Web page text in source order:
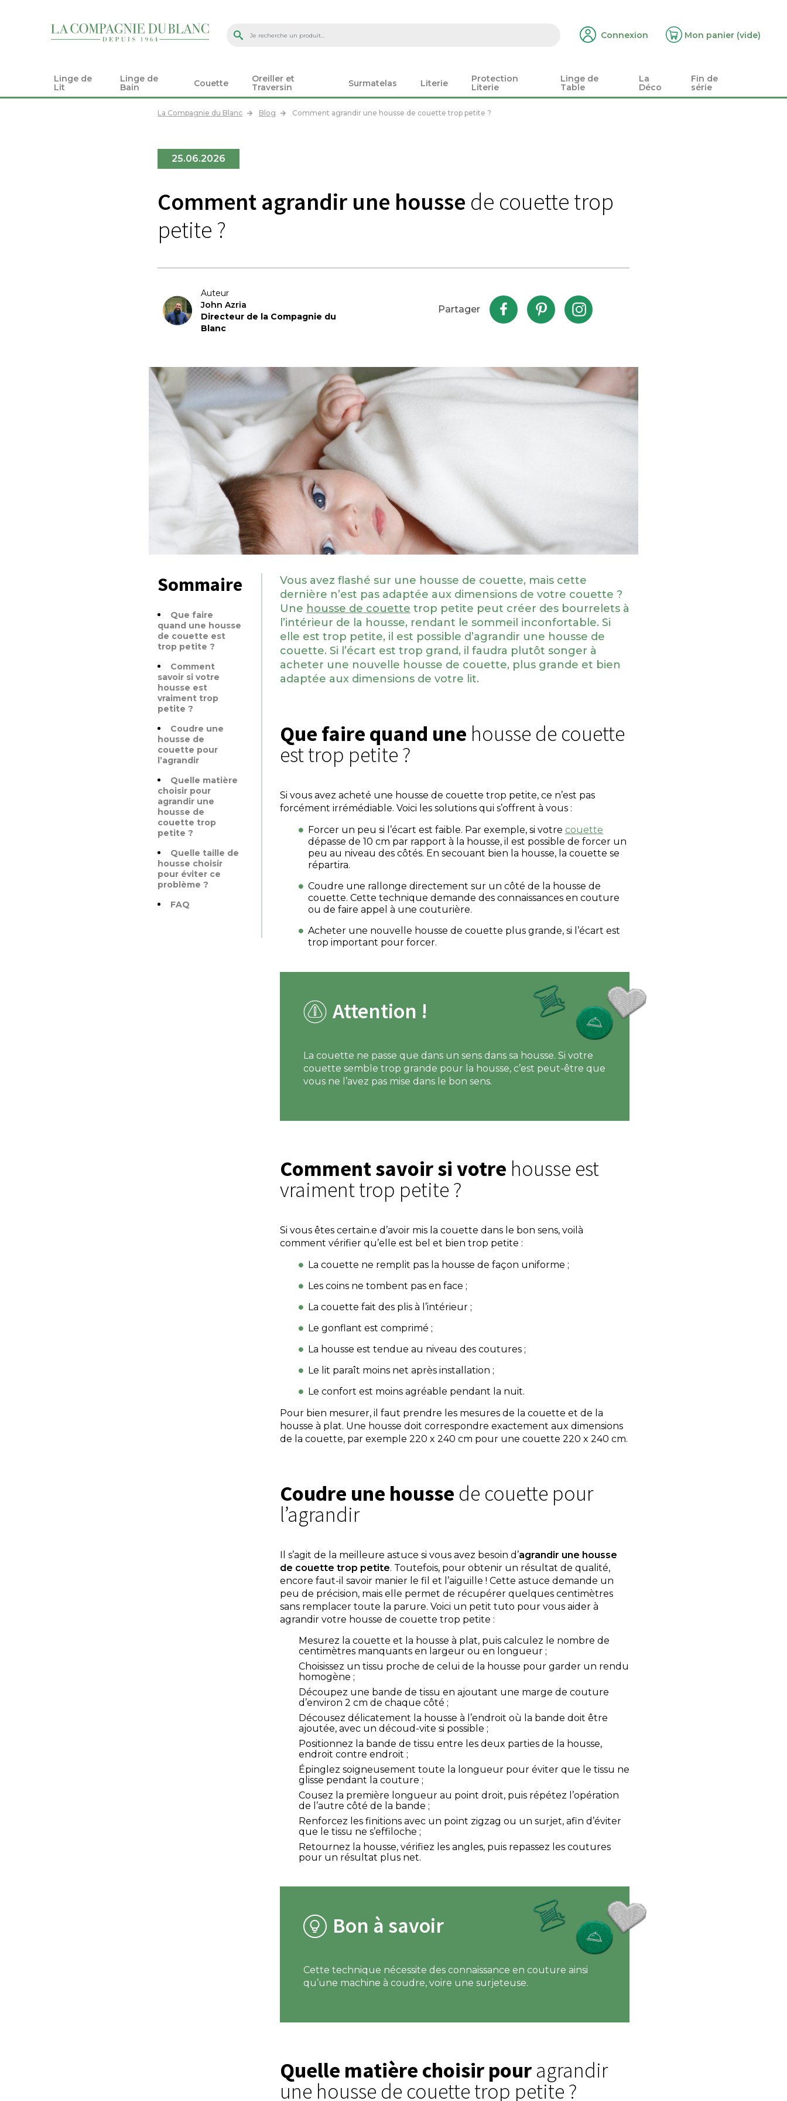
Connexion Mon panier (vide)
Linge de
Lit
Linge de
Bain
Couette
Oreiller et
Traversin
Surmatelas Literie
Protection
Literie
Linge de
Table
La
Déco
Fin de
série
La Compagnie du Blanc Blog Comment agrandir une housse de couette trop petite ?
25.06.2026
Comment agrandir une housse de couette trop
petite ?
Auteur
John Azria
Directeur de la Compagnie du
Blanc
Partager
Sommaire
Que faire
quand une housse
de couette est
trop petite ?
Comment
savoir si votre
housse est
vraiment trop
petite ?
Coudre une
housse de
couette pour
l’agrandir
Quelle matière
choisir pour
agrandir une
housse de
couette trop
petite ?
Quelle taille de
housse choisir
pour éviter ce
problème ?
FAQ
Vous avez flashé sur une housse de couette, mais cette
dernière n’est pas adaptée aux dimensions de votre couette ?
Une housse de couette trop petite peut créer des bourrelets à
l’intérieur de la housse, rendant le sommeil inconfortable. Si
elle est trop petite, il est possible d’agrandir une housse de
couette. Si l’écart est trop grand, il faudra plutôt songer à
acheter une nouvelle housse de couette, plus grande et bien
adaptée aux dimensions de votre lit.
Que faire quand une housse de couette
est trop petite ?
Si vous avez acheté une housse de couette trop petite, ce n’est pas
forcément irrémédiable. Voici les solutions qui s’offrent à vous :
Forcer un peu si l’écart est faible. Par exemple, si votre couette
dépasse de 10 cm par rapport à la housse, il est possible de forcer un
peu au niveau des côtés. En secouant bien la housse, la couette se
répartira.
Coudre une rallonge directement sur un côté de la housse de
couette. Cette technique demande des connaissances en couture
ou de faire appel à une couturière.
Acheter une nouvelle housse de couette plus grande, si l’écart est
trop important pour forcer.
Attention !
La couette ne passe que dans un sens dans sa housse. Si votre
couette semble trop grande pour la housse, c’est peut-être que
vous ne l’avez pas mise dans le bon sens.
Comment savoir si votre housse est
vraiment trop petite ?
Si vous êtes certain.e d’avoir mis la couette dans le bon sens, voilà
comment vérifier qu’elle est bel et bien trop petite :
La couette ne remplit pas la housse de façon uniforme ;
Les coins ne tombent pas en face ;
La couette fait des plis à l’intérieur ;
Le gonflant est comprimé ;
La housse est tendue au niveau des coutures ;
Le lit paraît moins net après installation ;
Le confort est moins agréable pendant la nuit.
Pour bien mesurer, il faut prendre les mesures de la couette et de la
housse à plat. Une housse doit correspondre exactement aux dimensions
de la couette, par exemple 220 x 240 cm pour une couette 220 x 240 cm.
Coudre une housse de couette pour
l’agrandir
Il s’agit de la meilleure astuce si vous avez besoin d’agrandir une housse
de couette trop petite. Toutefois, pour obtenir un résultat de qualité,
encore faut-il savoir manier le fil et l’aiguille ! Cette astuce demande un
peu de précision, mais elle permet de récupérer quelques centimètres
sans remplacer toute la parure. Voici un petit tuto pour vous aider à
agrandir votre housse de couette trop petite :
Mesurez la couette et la housse à plat, puis calculez le nombre de
centimètres manquants en largeur ou en longueur ;
Choisissez un tissu proche de celui de la housse pour garder un rendu
homogène ;
Découpez une bande de tissu en ajoutant une marge de couture
d’environ 2 cm de chaque côté ;
Décousez délicatement la housse à l’endroit où la bande doit être
ajoutée, avec un découd-vite si possible ;
Positionnez la bande de tissu entre les deux parties de la housse,
endroit contre endroit ;
Épinglez soigneusement toute la longueur pour éviter que le tissu ne
glisse pendant la couture ;
Cousez la première longueur au point droit, puis répétez l’opération
de l’autre côté de la bande ;
Renforcez les finitions avec un point zigzag ou un surjet, afin d’éviter
que le tissu ne s’effiloche ;
Retournez la housse, vérifiez les angles, puis repassez les coutures
pour un résultat plus net.
Bon à savoir
Cette technique nécessite des connaissance en couture ainsi
qu’une machine à coudre, voire une surjeteuse.
Quelle matière choisir pour agrandir
une housse de couette trop petite ?